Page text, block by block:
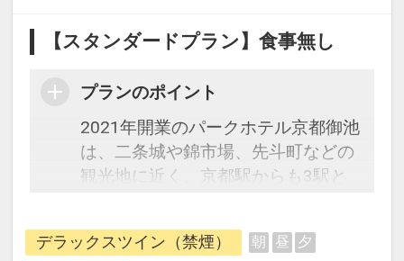
【スタンダードプラン】食事無し
プランのポイント
2021年開業のパークホテル京都御池
は、二条城や錦市場、先斗町などの
観光地に近く、京都駅からも3駅と
全室にシモンズ製ベッドとスマート
TVを完備し、快適な宿泊空間を提供
デラックスツイン（禁煙） 朝 昼 夕